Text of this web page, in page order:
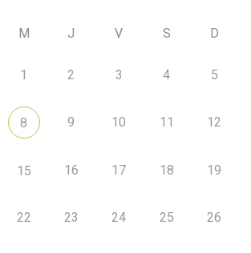
M J V S D
1 2 3 4 5
8 9 10 11 12
15 16 17 18 19
22 23 24 25 26